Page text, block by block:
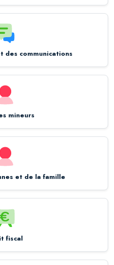
des communications
mineurs
et de la famille
fiscal